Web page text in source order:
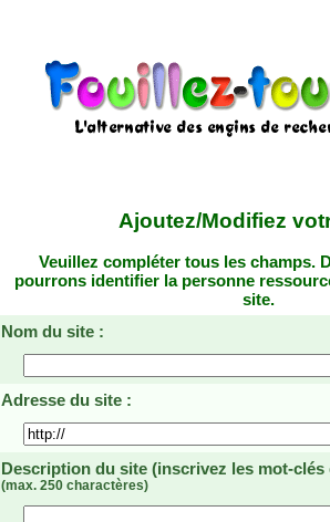
Ajoutez/Modifiez
Veuillez compléter tous les champs.
pourrons identifier la personne
site.
Nom du site :
Adresse du site :
Description du site (inscrivez les mot-
(max. 250 charactères)